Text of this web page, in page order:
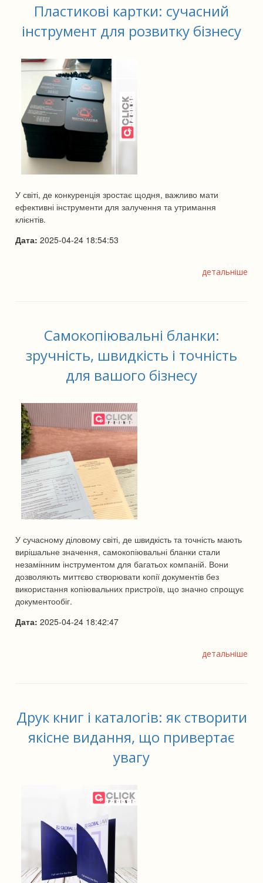
Пластикові картки: сучасний
інструмент для розвитку бізнесу
У світі, де конкуренція зростає щодня, важливо мати
ефективні інструменти для залучення та утримання
клієнтів.
Дата: 2025-04-24 18:54:53
детальніше
Самокопіювальні бланки:
зручність, швидкість і точність
для вашого бізнесу
У сучасному діловому світі, де швидкість та точність мають
вирішальне значення, самокопіювальні бланки стали
незамінним інструментом для багатьох компаній. Вони
дозволяють миттєво створювати копії документів без
використання копіювальних пристроїв, що значно спрощує
документообіг.
Дата: 2025-04-24 18:42:47
детальніше
Друк книг і каталогів: як створити
якісне видання, що привертає
увагу